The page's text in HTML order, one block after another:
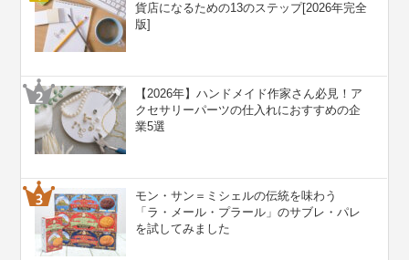
貨店になるための13のステップ[2026年完全
版]
【2026年】ハンドメイド作家さん必見！ア
クセサリーパーツの仕入れにおすすめの企
業5選
モン・サン＝ミシェルの伝統を味わう
「ラ・メール・プラール」のサブレ・パレ
を試してみました